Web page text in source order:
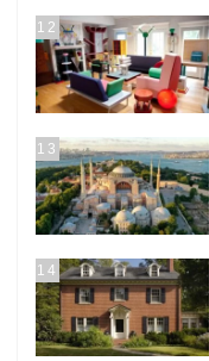
12
13
14